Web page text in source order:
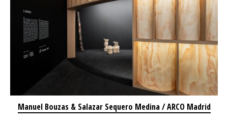
Manuel Bouzas & Salazar Sequero Medina / ARCO Madrid